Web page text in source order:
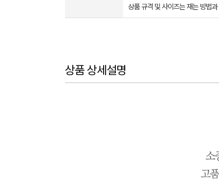
상품 규격 및 사이즈는 재는 방법
상품 상세설명